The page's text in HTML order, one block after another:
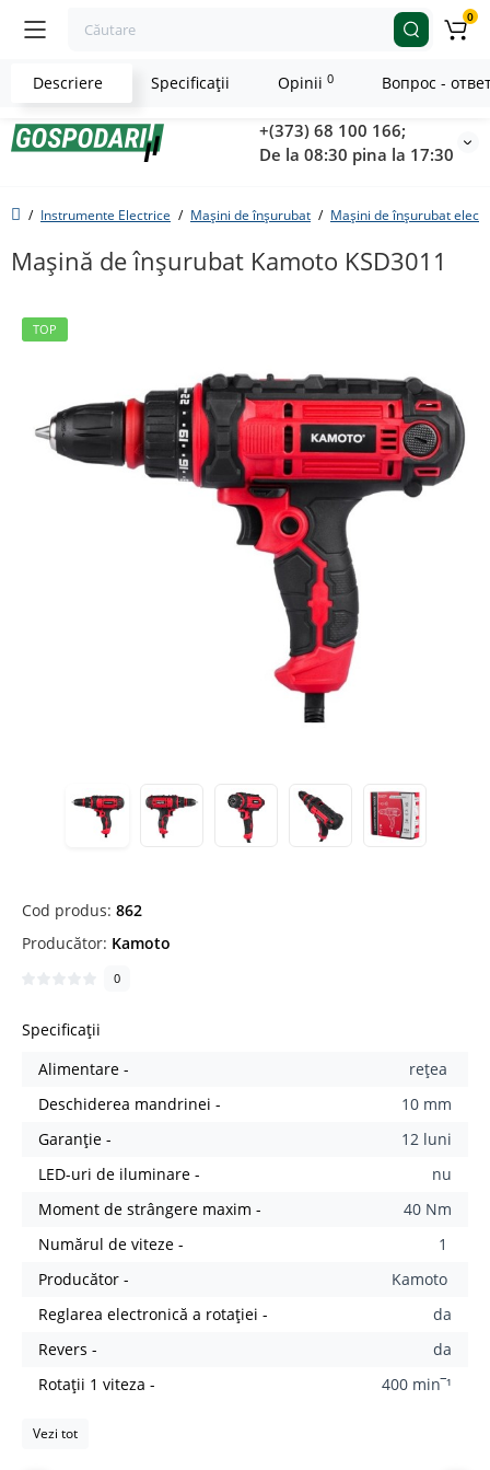
+(373) 68 100 166;
De la 08:30 pina la 17:30
0
Instrumente Electrice Mașini de înșurubat Mașini de înșurubat
Mașină de înșurubat Kamoto KSD3011
TOP
Cod produs: 862
Producător: Kamoto
0
Specificații
Alimentare -
rețea
Deschiderea mandrinei -
10 mm
Garanție -
12 luni
LED-uri de iluminare -
nu
Moment de strângere maxim -
40 Nm
Numărul de viteze -
1
Producător -
Kamoto
Reglarea electronică a rotației -
da
Revers -
da
Rotații 1 viteza -
400 min‾¹
Vezi tot
Descriere Specificaţii Opinii 0 Вопрос -